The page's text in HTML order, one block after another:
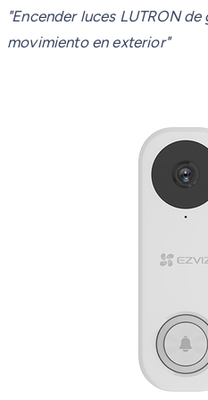
"Encender luces LUTRON
movimiento en exterior"